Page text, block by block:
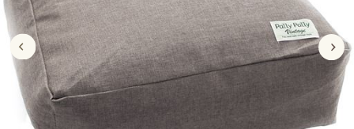
寝具・ベッド
カーテン・ラグ・ファブリック
美容・健康・サプリメント
制服・スクールすべて
制服・学生服
ジュニア・ティーンズ下着
大きいサイズ
大きいサイズ通販すべて
大きいサイズ レディース服
バーゲン
バーゲンセール
詳細検索
カーテン・ラグ・ファブリック
制服・学生服
ジュニア・ティーンズ下着
大きいサイズ通販すべて
大きいサイズ レディース服
大きいサイズ レディース下着
バーゲン
バーゲンセール
シークレットセール
詳細検索
商品カテゴリ一覧